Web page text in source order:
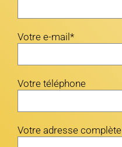
Votre e-mail*
Votre téléphone
Votre adresse complète